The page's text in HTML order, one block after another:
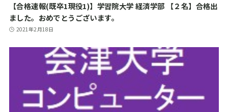
【合格速報(既卒1現役1)】学習院大学 経済学部 【２名】合格出
ました。おめでとうございます。
2021年2月18日